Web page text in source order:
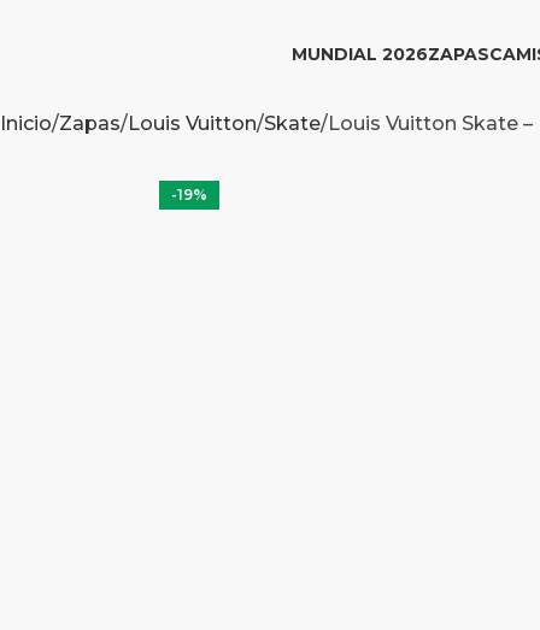
MUNDIAL 2026ZAPAS
Inicio Zapas Louis Vuitton Skate Louis Vuitton Skate
-19%